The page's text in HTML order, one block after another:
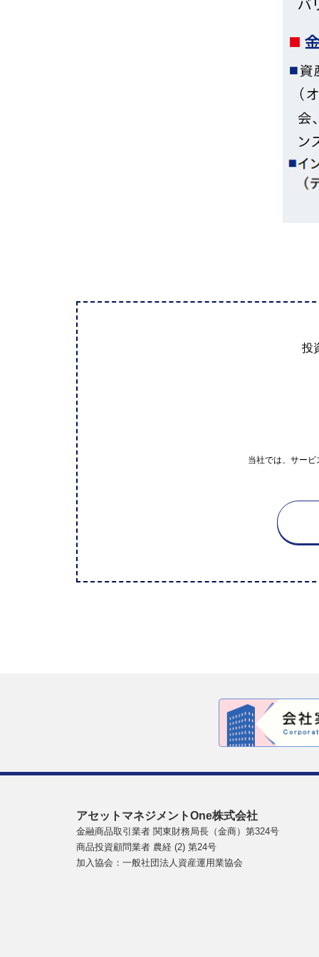
投
当社では、サー
アセットマネジメントOne株式会社
金融商品取引業者 関東財務局長（金商）第324号
商品投資顧問業者 農経 (2) 第24号
加入協会：一般社団法人資産運用業協会